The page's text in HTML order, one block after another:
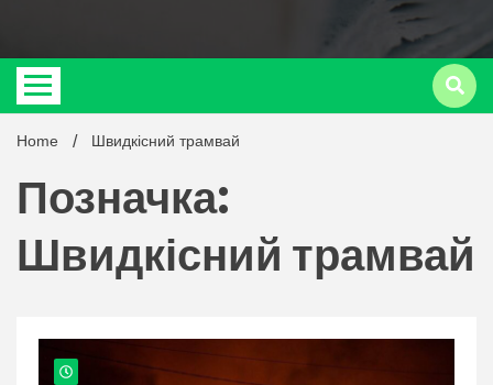
Home Швидкісний трамвай
Позначка:
Швидкісний трамвай